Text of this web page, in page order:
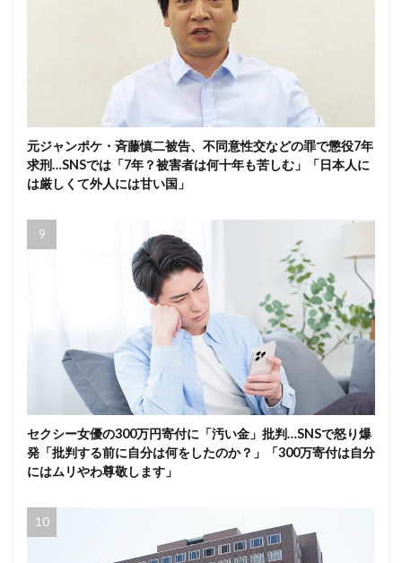
元ジャンポケ・斉藤慎二被告、不同意性交などの罪で懲役7年
求刑…SNSでは「7年？被害者は何十年も苦しむ」「日本人に
は厳しくて外人には甘い国」
セクシー女優の300万円寄付に「汚い金」批判…SNSで怒り爆
発「批判する前に自分は何をしたのか？」「300万寄付は自分
にはムリやわ尊敬します」